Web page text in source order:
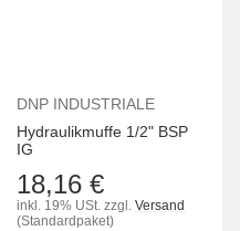
DNP INDUSTRIALE
Hydraulikmuffe 1/2" BSP
IG
18,16 €
inkl. 19% USt. zzgl. Versand
(Standardpaket)